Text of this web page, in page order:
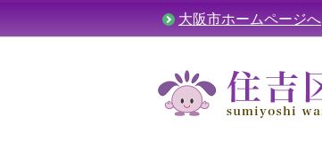
大阪市ホームページへ